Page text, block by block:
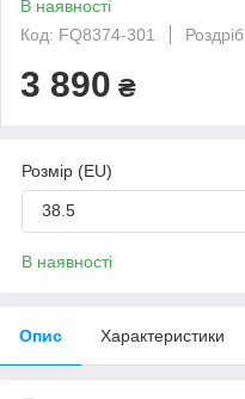
В наявності
Код: FQ8374-301
Роздріб
3 890 ₴
Розмір (EU)
38.5
В наявності
Опис Характеристики